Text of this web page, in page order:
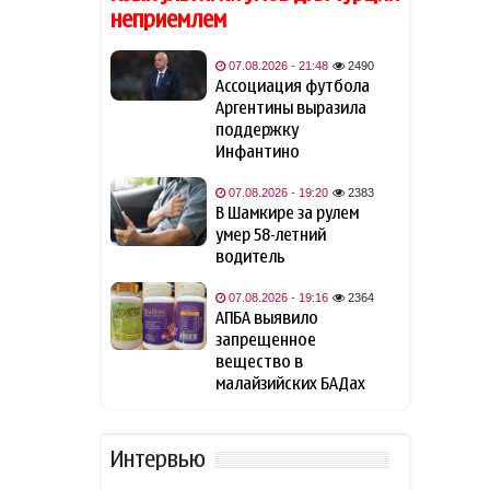
"Ливерпуль"
18:02
Зеленский: США будут
ежемесячно поставлять
Украине ракеты-
перехватчики для Patriot
18:00
Иран готов открыть
Ормузский пролив, если США
примут условия Тегерана
проход судов в Чёрном море
16:02
Вучич назвал
маловероятным скорое
вступление Сербии в ЕС
"сделает все" для помощи
неприемлем
07.08.2026 - 21:48 2490
Ассоциация футбола
Аргентины выразила
поддержку
Инфантино
07.08.2026 - 19:20 2383
В Шамкире за рулем
умер 58-летний
водитель
07.08.2026 - 19:16 2364
АПБА выявило
запрещенное
вещество в
малайзийских БАДах
Интервью